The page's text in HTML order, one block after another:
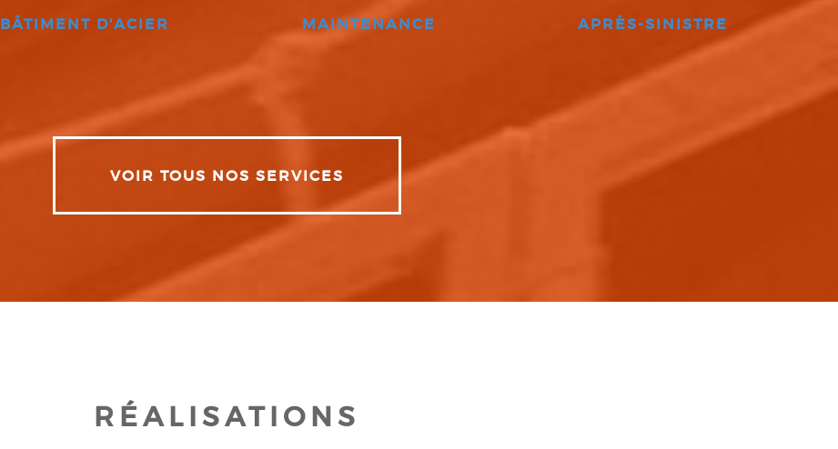
BÂTIMENT D'ACIER MAINTENANCE APRÈS-SINISTRE
VOIR TOUS NOS SERVICES
RÉALISATIONS